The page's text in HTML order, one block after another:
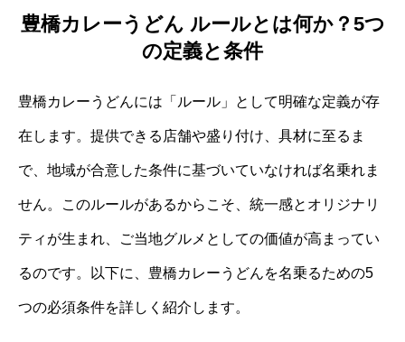
豊橋カレーうどん ルールとは何か？5つ
の定義と条件
豊橋カレーうどんには「ルール」として明確な定義が存
在します。提供できる店舗や盛り付け、具材に至るま
で、地域が合意した条件に基づいていなければ名乗れま
せん。このルールがあるからこそ、統一感とオリジナリ
ティが生まれ、ご当地グルメとしての価値が高まってい
るのです。以下に、豊橋カレーうどんを名乗るための5
つの必須条件を詳しく紹介します。